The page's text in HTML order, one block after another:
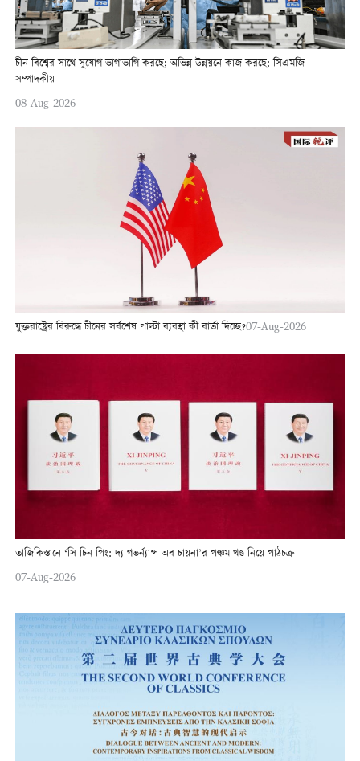
চীন বিশ্বের সাথে সুযোগ ভাগাভাগি করছে; অভিন্ন উন্নয়নে কাজ করছে: সিএমজি
সম্পাদকীয়
08-Aug-2026
যুক্তরাষ্ট্রের বিরুদ্ধে চীনের সর্বশেষ পাল্টা ব্যবস্থা কী বার্তা দিচ্ছে?07-Aug-2026
তাজিকিস্তানে ‘সি চিন পিং: দ্য গভর্ন্যান্স অব চায়না’র পঞ্চম খণ্ড নিয়ে পাঠচক্র
07-Aug-2026